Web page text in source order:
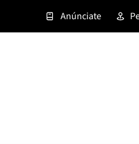
Anúnciate